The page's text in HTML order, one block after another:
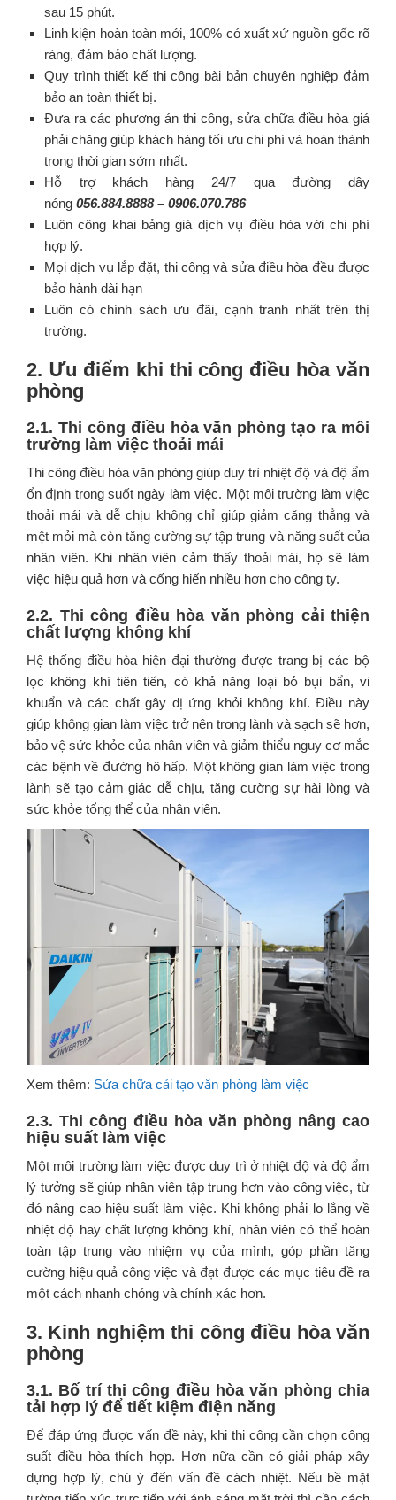
sau 15 phút.
Linh kiện hoàn toàn mới, 100% có xuất xứ nguồn gốc rõ
ràng, đảm bảo chất lượng.
Quy trình thiết kế thi công bài bản chuyên nghiệp đảm
bảo an toàn thiết bị.
Đưa ra các phương án thi công, sửa chữa điều hòa giá
phải chăng giúp khách hàng tối ưu chi phí và hoàn thành
trong thời gian sớm nhất.
Hỗ trợ khách hàng 24/7 qua đường dây
nóng 056.884.8888– 0906.070.786
Luôn công khai bảng giá dịch vụ điều hòa với chi phí
hợp lý.
Mọi dịch vụ lắp đặt, thi công và sửa điều hòa đều được
bảo hành dài hạn
Luôn có chính sách ưu đãi, cạnh tranh nhất trên thị
trường.
2. Ưu điểm khi thi công điều hòa văn
phòng
2.1. Thi công điều hòa văn phòng tạo ra môi
trường làm việc thoải mái
Thi công điều hòa văn phòng giúp duy trì nhiệt độ và độ ẩm
ổn định trong suốt ngày làm việc. Một môi trường làm việc
thoải mái và dễ chịu không chỉ giúp giảm căng thẳng và
mệt mỏi mà còn tăng cường sự tập trung và năng suất của
nhân viên. Khi nhân viên cảm thấy thoải mái, họ sẽ làm
việc hiệu quả hơn và cống hiến nhiều hơn cho công ty.
2.2. Thi công điều hòa văn phòng cải thiện
chất lượng không khí
Hệ thống điều hòa hiện đại thường được trang bị các bộ
lọc không khí tiên tiến, có khả năng loại bỏ bụi bẩn, vi
khuẩn và các chất gây dị ứng khỏi không khí. Điều này
giúp không gian làm việc trở nên trong lành và sạch sẽ hơn,
bảo vệ sức khỏe của nhân viên và giảm thiểu nguy cơ mắc
các bệnh về đường hô hấp. Một không gian làm việc trong
lành sẽ tạo cảm giác dễ chịu, tăng cường sự hài lòng và
sức khỏe tổng thể của nhân viên.
Xem thêm: Sửa chữa cải tạo văn phòng làm việc
2.3. Thi công điều hòa văn phòng nâng cao
hiệu suất làm việc
Một môi trường làm việc được duy trì ở nhiệt độ và độ ẩm
lý tưởng sẽ giúp nhân viên tập trung hơn vào công việc, từ
đó nâng cao hiệu suất làm việc. Khi không phải lo lắng về
nhiệt độ hay chất lượng không khí, nhân viên có thể hoàn
toàn tập trung vào nhiệm vụ của mình, góp phần tăng
cường hiệu quả công việc và đạt được các mục tiêu đề ra
một cách nhanh chóng và chính xác hơn.
3. Kinh nghiệm thi công điều hòa văn
phòng
3.1. Bố trí thi công điều hòa văn phòng chia
tải hợp lý để tiết kiệm điện năng
Để đáp ứng được vấn đề này, khi thi công cần chọn công
suất điều hòa thích hợp. Hơn nữa cần có giải pháp xây
dựng hợp lý, chú ý đến vấn đề cách nhiệt. Nếu bề mặt